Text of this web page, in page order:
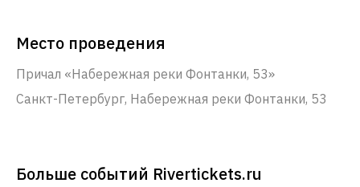
Место проведения
Причал «Набережная реки Фонтанки, 53»
Санкт-Петербург, Набережная реки Фонтанки, 53
Больше событий Rivertickets.ru